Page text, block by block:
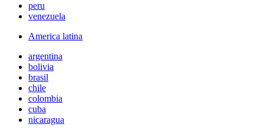
peru
venezuela
America latina
argentina
bolivia
brasil
chile
colombia
cuba
nicaragua